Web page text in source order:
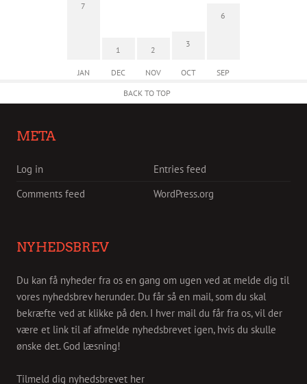
7
JAN
1
DEC
2
NOV
3
OCT
6
SEP
BACK TO TOP
META
Log in
Entries feed
Comments feed
WordPress.org
NYHEDSBREV
Du kan få nyheder fra os en gang om ugen ved at melde dig til
vores nyhedsbrev herunder. Du får så en mail, som du skal
bekræfte ved at klikke på den. I hver mail du får fra os, vil der
være et link til af afmelde nyhedsbrevet igen, hvis du skulle
ønske det. God læsning!
Tilmeld dig nyhedsbrevet her